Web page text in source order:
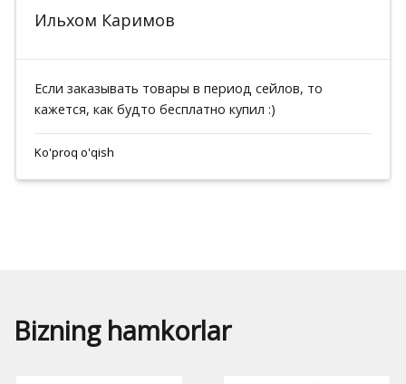
Ильхом Каримов
Если заказывать товары в период сейлов, то
кажется, как будто бесплатно купил :)
Ko'proq o'qish
Bizning hamkorlar